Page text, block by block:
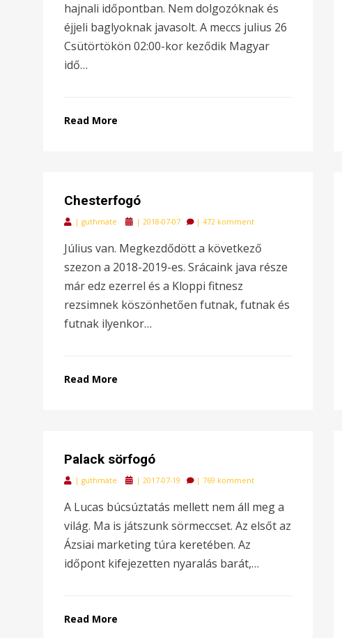
hajnali időpontban. Nem dolgozóknak és
éjjeli baglyoknak javasolt. A meccs julius 26
Csütörtökön 02:00-kor keződik Magyar
idő…
Read More
Chesterfogó
| guthmate
Posted
| 2018-07-07 | 472 komment
Július van. Megkezdődött a következő
szezon a 2018-2019-es. Srácaink java része
már edz ezerrel és a Kloppi fitnesz
rezsimnek köszönhetően futnak, futnak és
futnak ilyenkor…
Read More
Palack sörfogó
| guthmate
Posted
| 2017-07-19 | 769 komment
A Lucas búcsúztatás mellett nem áll meg a
világ. Ma is játszunk sörmeccset. Az elsőt az
Ázsiai marketing túra keretében. Az
időpont kifejezetten nyaralás barát,…
Read More